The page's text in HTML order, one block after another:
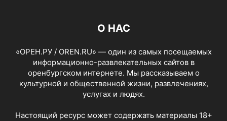
О НАС
«ОРЕН.РУ / OREN.RU» — один из самых посещаемых
информационно-развлекательных сайтов в
оренбургском интернете. Мы рассказываем о
культурной и общественной жизни, развлечениях,
услугах и людях.
Настоящий ресурс может содержать материалы 18+